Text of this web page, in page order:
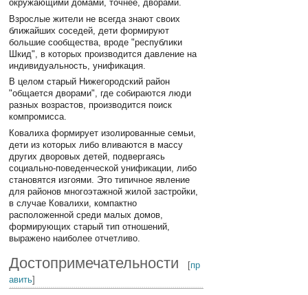
окружающими домами, точнее, дворами.
Взрослые жители не всегда знают своих
ближайших соседей, дети формируют
большие сообщества, вроде "республики
Шкид", в которых производится давление на
индивидуальность, унификация.
В целом старый Нижегородский район
"общается дворами", где собираются люди
разных возрастов, производится поиск
компромисса.
Ковалиха формирует изолированные семьи,
дети из которых либо вливаются в массу
других дворовых детей, подвергаясь
социально-поведенческой унификации, либо
становятся изгоями. Это типичное явление
для районов многоэтажной жилой застройки,
в случае Ковалихи, компактно
расположенной среди малых домов,
формирующих старый тип отношений,
выражено наиболее отчетливо.
Достопримечательности [пр
авить]